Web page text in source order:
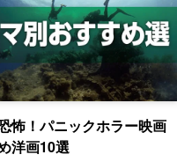
怖！パニックホラー映画
洋画10選